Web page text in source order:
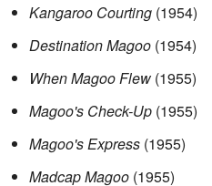
Kangaroo Courting (1954)
Destination Magoo (1954)
When Magoo Flew (1955)
Magoo's Check-Up (1955)
Magoo's Express (1955)
Madcap Magoo (1955)